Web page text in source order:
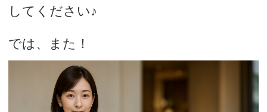
してください♪
では、また！